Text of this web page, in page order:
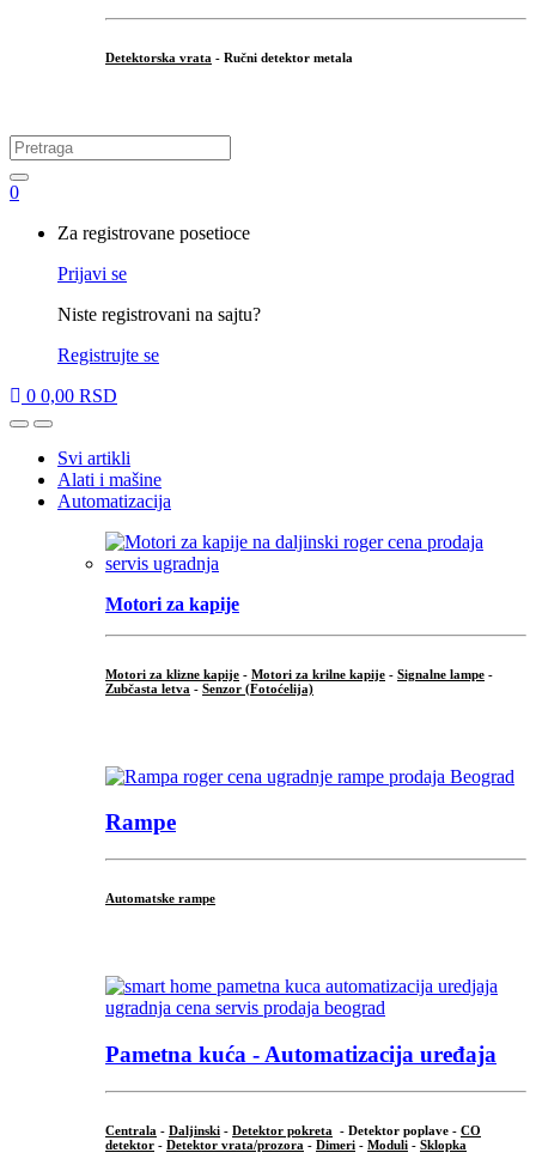
Detektorska vrata - Ručni detektor metala
Search
for:
0
Za registrovane posetioce
Prijavi se
Niste registrovani na sajtu?
Registrujte se
0 0,00 RSD
OpenClose
Svi artikli
Alati i mašine
Automatizacija
Motori za kapije
Motori za klizne kapije - Motori za krilne kapije - Signalne lampe -
Zubčasta letva - Senzor (Fotoćelija)
Rampe
Automatske rampe
Pametna kuća - Automatizacija uređaja
Centrala - Daljinski - Detektor pokreta - Detektor poplave - CO
detektor - Detektor vrata/prozora - Dimeri - Moduli - Sklopka